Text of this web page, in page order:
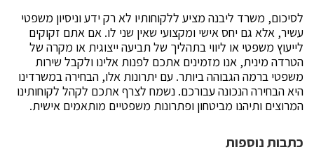
לסיכום, משרד ליבנה מציע ללקוחותיו לא רק ידע וניסיון משפטי
עשיר, אלא גם יחס אישי ומקצועי שאין שני לו. אם אתם זקוקים
לייעוץ משפטי או ליווי בתהליך של תביעה ייצוגית או מקרה של
הטרדה מינית, אנו מזמינים אתכם לפנות אלינו ולקבל שירות
משפטי ברמה הגבוהה ביותר. עם יתרונות אלו, הבחירה במשרדינו
היא הבחירה הנכונה עבורכם. נשמח לצרף אתכם לקהל לקוחותינו
המרוצים ותיהנו מביטחון ופתרונות משפטיים מותאמים אישית.‏
כתבות נוספות